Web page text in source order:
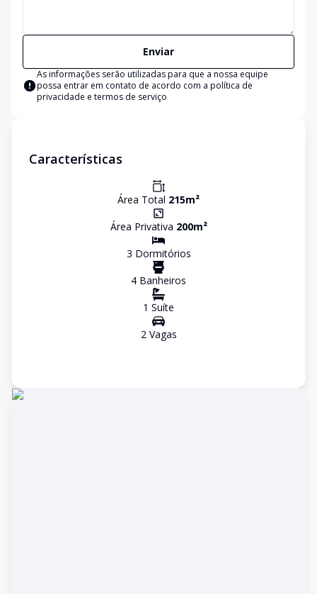
Enviar
As informações serão utilizadas para que a nossa equipe
possa entrar em contato de acordo com a política de
privacidade e termos de serviço
Características
Área Total 215m²
Área Privativa 200m²
3 Dormitórios
4 Banheiros
1 Suíte
2Vagas